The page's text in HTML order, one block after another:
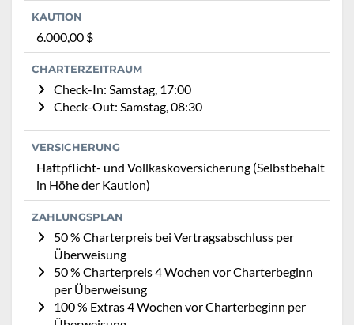
KAUTION
6.000,00 $
CHARTERZEITRAUM
Check-In: Samstag, 17:00
Check-Out: Samstag, 08:30
VERSICHERUNG
Haftpflicht- und Vollkaskoversicherung (Selbstbehalt
in Höhe der Kaution)
ZAHLUNGSPLAN
50 % Charterpreis bei Vertragsabschluss per
Überweisung
50 % Charterpreis 4 Wochen vor Charterbeginn
per Überweisung
100 % Extras 4 Wochen vor Charterbeginn per